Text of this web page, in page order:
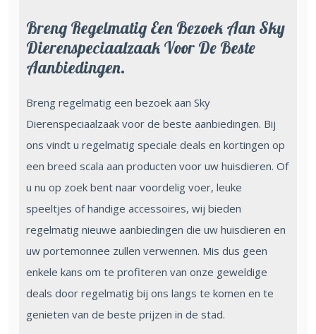
Breng Regelmatig Een Bezoek Aan Sky
Dierenspeciaalzaak Voor De Beste
Aanbiedingen.
Breng regelmatig een bezoek aan Sky
Dierenspeciaalzaak voor de beste aanbiedingen. Bij
ons vindt u regelmatig speciale deals en kortingen op
een breed scala aan producten voor uw huisdieren. Of
u nu op zoek bent naar voordelig voer, leuke
speeltjes of handige accessoires, wij bieden
regelmatig nieuwe aanbiedingen die uw huisdieren en
uw portemonnee zullen verwennen. Mis dus geen
enkele kans om te profiteren van onze geweldige
deals door regelmatig bij ons langs te komen en te
genieten van de beste prijzen in de stad.